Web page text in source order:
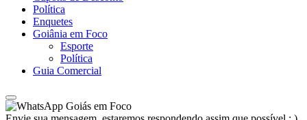
Política
Enquetes
Goiânia em Foco
Esporte
Política
Guia Comercial
Goiás em Foco